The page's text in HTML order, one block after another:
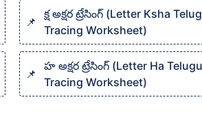
క్ష అక్షర ట్రేసింగ్ (Letter Ksha
Tracing Worksheet)
హ అక్షర ట్రేసింగ్ (Letter Ha
Tracing Worksheet)